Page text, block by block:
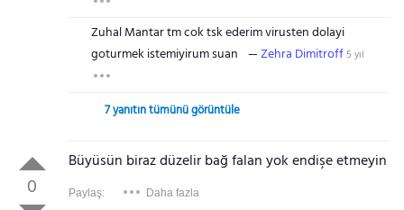
Zuhal Mantar tm cok tsk ederim virusten dolayi
goturmek istemiyirum suan
Zehra Dimitroff5 yıl
7 yanıtın tümünü görüntüle
0
Büyüsün biraz düzelir bağ falan yok endişe etmeyin
Paylaş: Daha fazla